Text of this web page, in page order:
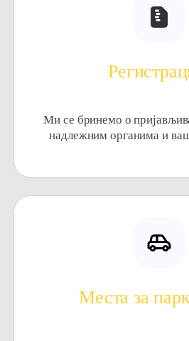
Ми се бринемо о
надлежним органима и
Места за